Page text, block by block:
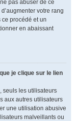
pas abuser de ce
votre rang
procédé et un
en abaissant
je clique sur le lien
seuls les utilisateurs
aux autres utilisateurs
une utilisation abusive
malveillants ou